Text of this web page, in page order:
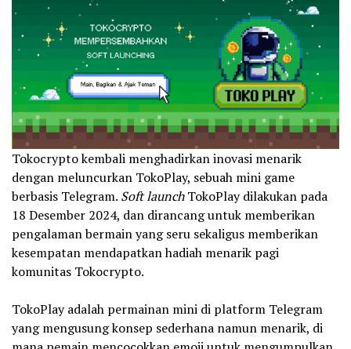
Tokocrypto kembali menghadirkan inovasi menarik
dengan meluncurkan TokoPlay, sebuah mini game
berbasis Telegram. Soft launchTokoPlay dilakukan pada
18 Desember 2024, dan dirancang untuk memberikan
pengalaman bermain yang seru sekaligus memberikan
kesempatan mendapatkan hadiah menarik pagi
komunitas Tokocrypto.
TokoPlay adalah permainan mini di platform Telegram
yang mengusung konsep sederhana namun menarik, di